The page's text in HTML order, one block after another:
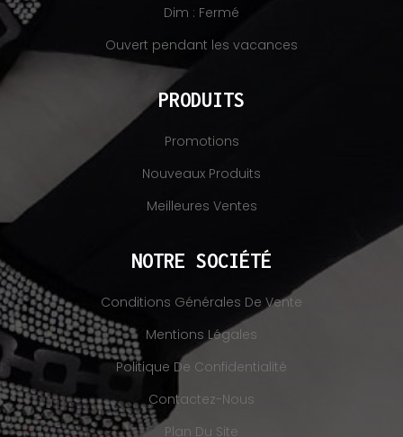
Dim : Fermé
Ouvert pendant les vacances
PRODUITS
Promotions
Nouveaux Produits
Meilleures Ventes
NOTRE SOCIÉTÉ
Conditions Générales De Vente
Mentions Légales
Politique De Confidentialité
Contactez-Nous
Plan Du Site